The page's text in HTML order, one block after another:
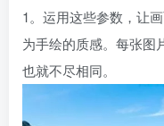
1。运用这些参数，让
为手绘的质感。每张图
也就不尽相同。